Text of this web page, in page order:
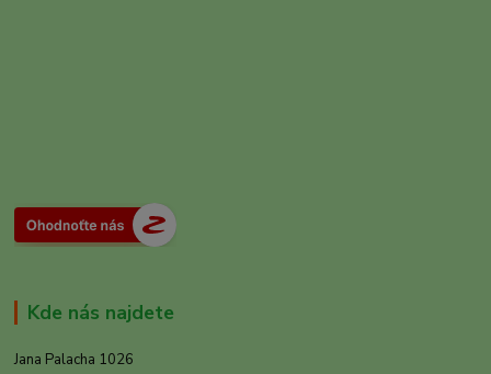
Kde nás najdete
Jana Palacha 1026